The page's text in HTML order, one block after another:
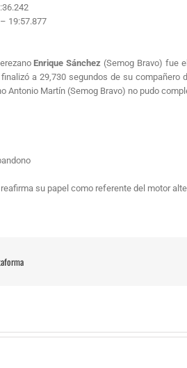
19:57.877
Enrique Sánchez (Semog Bravo) fue
a 29,730 segundos de su
Antonio Martín (Semog Bravo) no pudo
su papel como referente del motor